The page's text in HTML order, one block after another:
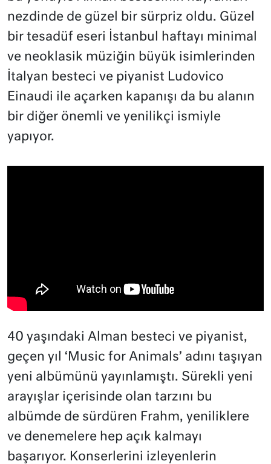
nezdinde de güzel bir sürpriz oldu. Güzel
bir tesadüf eseri İstanbul haftayı minimal
ve neoklasik müziğin büyük isimlerinden
İtalyan besteci ve piyanist Ludovico
Einaudi ile açarken kapanışı da bu alanın
bir diğer önemli ve yenilikçi ismiyle
yapıyor.
40 yaşındaki Alman besteci ve piyanist,
geçen yıl ‘Music for Animals’ adını taşıyan
yeni albümünü yayınlamıştı. Sürekli yeni
arayışlar içerisinde olan tarzını bu
albümde de sürdüren Frahm, yeniliklere
ve denemelere hep açık kalmayı
başarıyor. Konserlerini izleyenlerin